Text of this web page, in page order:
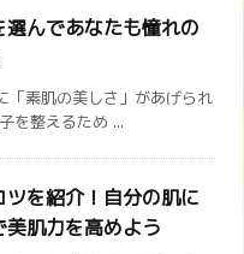
んであなたも憧れの
「素肌の美しさ」があげられ
を整えるため ...
を紹介！自分の肌に
肌力を高めよう